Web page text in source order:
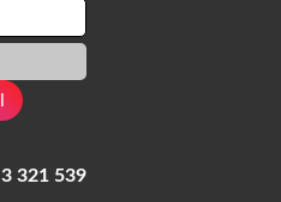
3 321 539